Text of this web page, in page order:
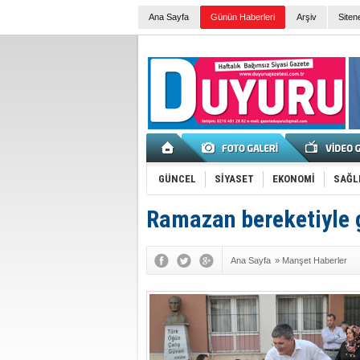
Ana Sayfa Günün Haberleri Arşiv
GÜNCEL SİYASET EKONOMİ
Ramazan bereketiyle
Ana Sayfa » Manşet Haberler